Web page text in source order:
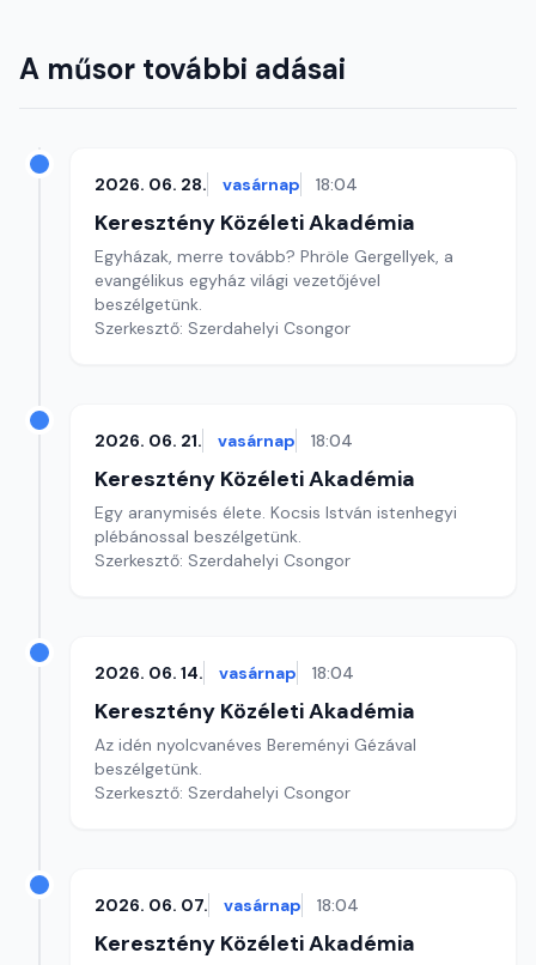
A műsor további adásai
2026. 06. 28. vasárnap 18:04
Keresztény Közéleti Akadémia
Egyházak, merre tovább? Phröle Gergellyek, a
evangélikus egyház világi vezetőjével
beszélgetünk.
Szerkesztő: Szerdahelyi Csongor
2026. 06. 21. vasárnap 18:04
Keresztény Közéleti Akadémia
Egy aranymisés élete. Kocsis István istenhegyi
plébánossal beszélgetünk.
Szerkesztő: Szerdahelyi Csongor
2026. 06. 14. vasárnap 18:04
Keresztény Közéleti Akadémia
Az idén nyolcvanéves Bereményi Gézával
beszélgetünk.
Szerkesztő: Szerdahelyi Csongor
2026. 06. 07. vasárnap 18:04
Keresztény Közéleti Akadémia